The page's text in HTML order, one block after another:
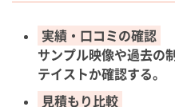
実績・口コミの確認
サンプル映像や過去の
テイストか確認する。
見積もり比較